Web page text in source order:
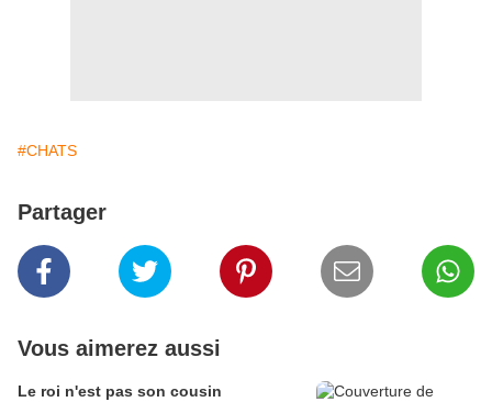
#CHATS
Partager
Vous aimerez aussi
Le roi n'est pas son cousin